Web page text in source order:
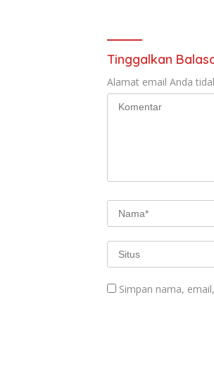
Tinggalkan
Alamat email Anda
Simpan nama,